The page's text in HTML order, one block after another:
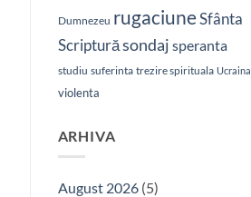
Dumnezeu rugaciuneSfânta
Scripturăsondaj speranta
studiu suferinta trezire spirituala Ucraina
violenta
ARHIVA
August 2026(5)